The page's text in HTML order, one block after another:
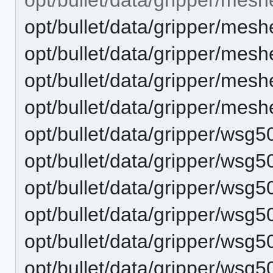
opt/bullet/data/gripper/
opt/bullet/data/gripper/
opt/bullet/data/gripper/
opt/bullet/data/gripper/
opt/bullet/data/gripper/
opt/bullet/data/gripper/
opt/bullet/data/gripper/
opt/bullet/data/gripper/
opt/bullet/data/gripper/
opt/bullet/data/gripper/